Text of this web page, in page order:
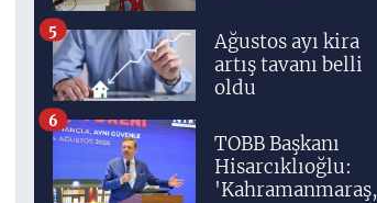
teknolojiyle
yetişiyor
Ağustos ayı kira
artış tavanı belli
oldu
5
TOBB Başkanı
Hisarcıklıoğlu:
'Kahramanmaraş,
6